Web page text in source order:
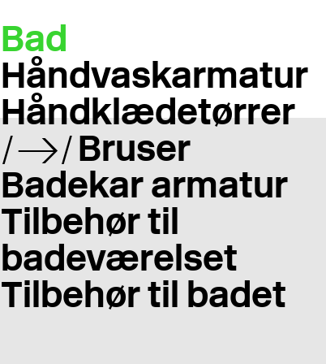
Bad
Håndvaskarmatur
Håndklædetørrer
Bruser
Badekar armatur
Tilbehør til
badeværelset
Tilbehør til badet